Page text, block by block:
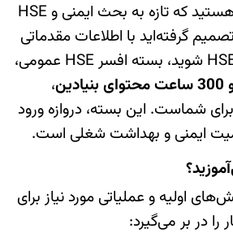
اگر شما جزو افرادی هستید که تازه به بحث ایمنی و HSE
گرفته‌اید با اطلاعات مقدماتی
و اولیه وارد بازار کار HSE شوید، بسته افسر HSE عمومی،
،
شماست. این بسته، دروازه ورود
ایمنی و بهداشت شغلی است.
اولیه و عملیاتی مورد نیاز برای